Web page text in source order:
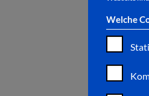
Welche